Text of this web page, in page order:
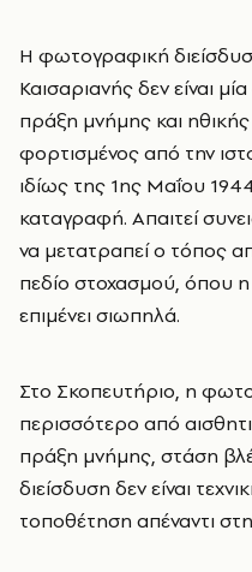
Η φωτογραφική
Καισαριανής δεν είναι
πράξη μνήμης και
φορτισμένος από την
ιδίως της 1ης Μαΐου
καταγραφή. Απαιτεί
να μετατραπεί ο τόπος
πεδίο στοχασμού, όπου η
επιμένει σιωπηλά.
Στο Σκοπευτήριο, η
περισσότερο από
πράξη μνήμης, στάση
διείσδυση δεν είναι
τοποθέτηση απέναντι